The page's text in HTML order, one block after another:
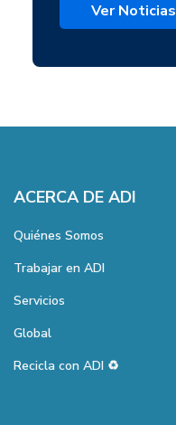
Ver Noticias
ACERCA DE ADI
Quiénes Somos
Trabajar en ADI
Servicios
Global
Recicla con ADI ♻️